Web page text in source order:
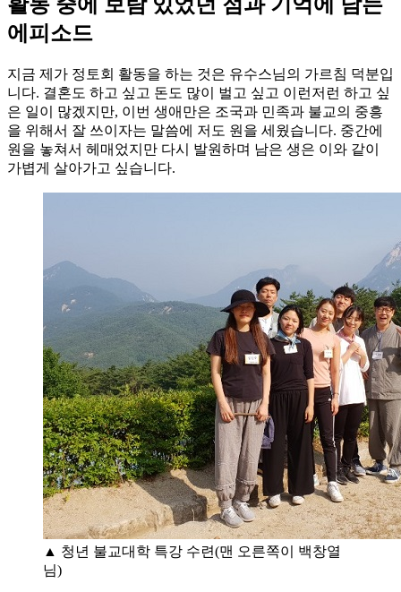
에피소드
지금 제가 정토회 활동을 하는 것은 유수스님의 가르침 덕분입
니다. 결혼도 하고 싶고 돈도 많이 벌고 싶고 이런저런 하고 싶
은 일이 많겠지만, 이번 생애만은 조국과 민족과 불교의 중흥
을 위해서 잘 쓰이자는 말씀에 저도 원을 세웠습니다. 중간에
원을 놓쳐서 헤매었지만 다시 발원하며 남은 생은 이와 같이
가볍게 살아가고 싶습니다.
▲ 청년 불교대학 특강 수련(맨 오른쪽이 백창열
님)